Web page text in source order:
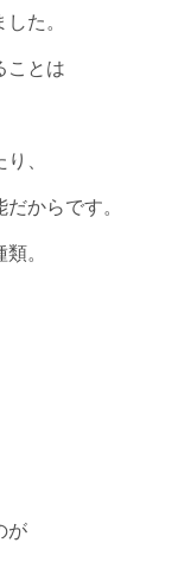
た。
ことは
、
からです。
。
が